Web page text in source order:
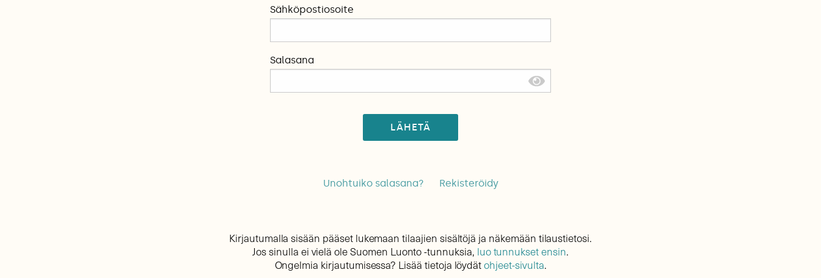
Sähköpostiosoite
Salasana
LÄHETÄ
Unohtuiko salasana? Rekisteröidy
Kirjautumalla sisään pääset lukemaan tilaajien sisältöjä ja näkemään tilaustietosi.
Jos sinulla ei vielä ole Suomen Luonto -tunnuksia, luo tunnukset ensin.
Ongelmia kirjautumisessa? Lisää tietoja löydätohjeet-sivulta.